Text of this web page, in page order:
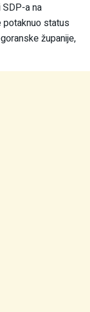
a na
potaknuo status
županije,